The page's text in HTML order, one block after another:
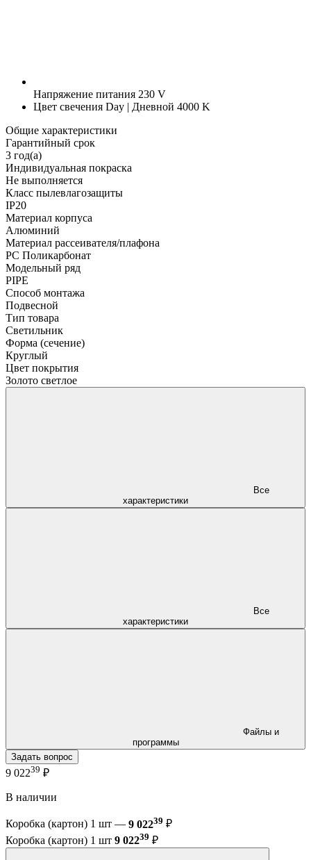
Напряжение питания 230 V
Цвет свечения Day | Дневной 4000 K
Общие характеристики
Гарантийный срок
3 год(а)
Индивидуальная покраска
Не выполняется
Класс пылевлагозащиты
IP20
Материал корпуса
Алюминий
Материал рассеивателя/плафона
PC Поликарбонат
Модельный ряд
PIPE
Способ монтажа
Подвесной
Тип товара
Светильник
Форма (сечение)
Круглый
Цвет покрытия
Золото светлое
характеристики
характеристики
программы
Задать вопрос
9 02239 ₽
В наличии
Коробка (картон) 1 шт — 9 02239 ₽
Коробка (картон) 1 шт 9 02239 ₽